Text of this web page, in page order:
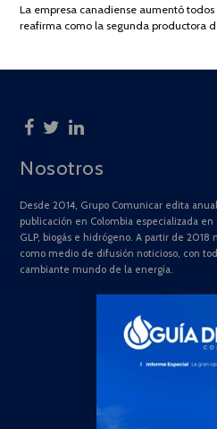
La empresa canadiense aumentó
reafirma como la segunda productora
Nosotros
Desde 2014, Grupo Comunicar edita
publicación en Colombia especializada
GLP, biogás e hidrógeno. A partir de
como medio de difusión noticioso, con
cambiante mundo de la energía.